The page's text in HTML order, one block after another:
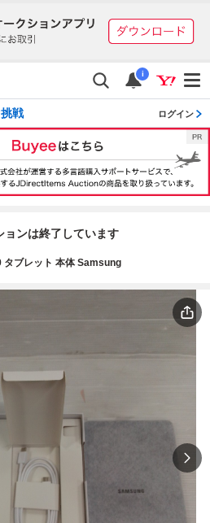
i
戦 ログイン
ョンは終了しています
タブレット 本体 Samsung